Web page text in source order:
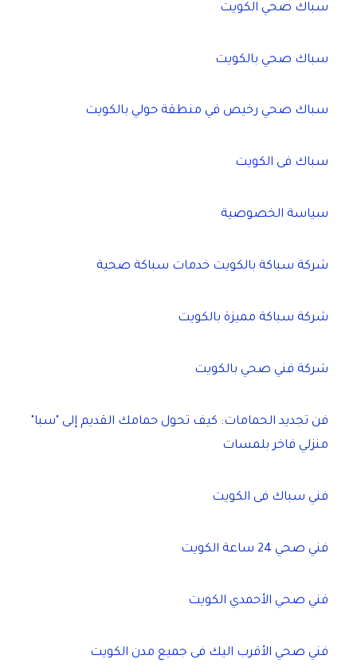
سباك صحي الكويت
سباك صحي بالكويت
سباك صحي رخيص في منطقة حولي بالكويت
سباك فى الكويت
سياسة الخصوصية
شركة سباكة بالكويت خدمات سباكة صحية
شركة سباكة مميزة بالكويت
شركة فني صحي بالكويت
فن تجديد الحمامات: كيف تحول حمامك القديم إلى "سبا"
منزلي فاخر بلمسات
فني سباك فى الكويت
فني صحي 24 ساعة الكويت
فني صحي الأحمدي الكويت
فني صحي الأقرب اليك فى جميع مدن الكويت